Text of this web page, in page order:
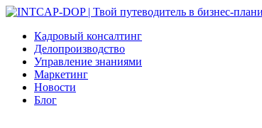
Кадровый консалтинг
Делопроизводство
Управление знаниями
Маркетинг
Новости
Блог